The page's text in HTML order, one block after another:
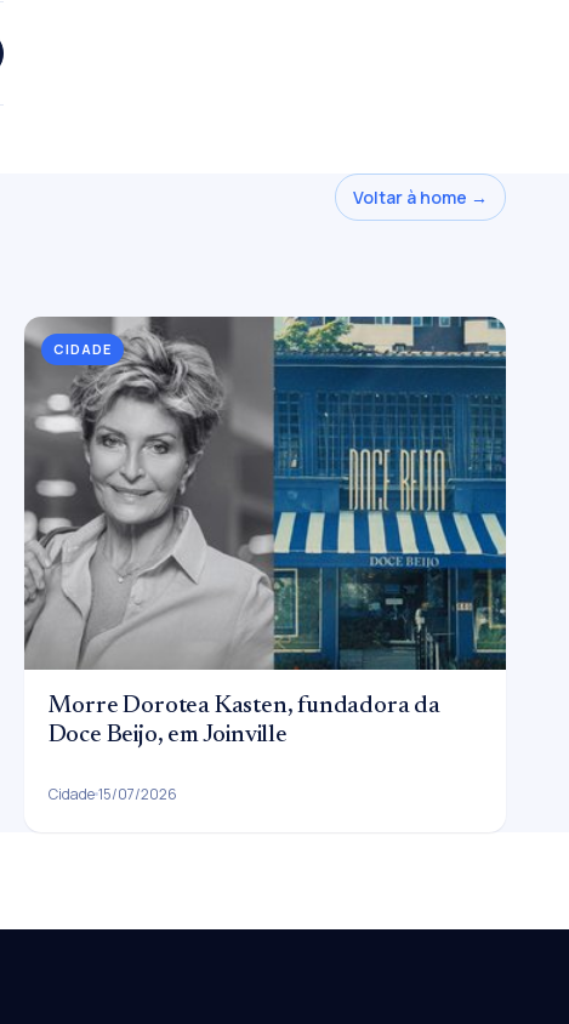
Voltar à home →
CIDADE
Morre Dorotea Kasten, fundadora da
Doce Beijo, em Joinville
Cidade15/07/2026